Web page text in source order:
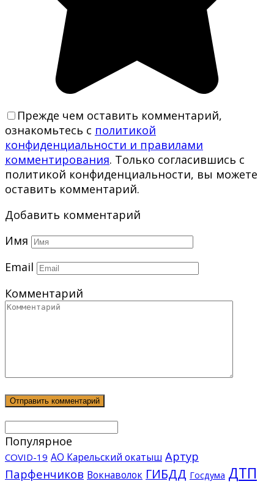
Прежде чем оставить комментарий,
ознакомьтесь с политикой
конфиденциальности и правилами
комментирования. Только согласившись с
политикой конфиденциальности, вы можете
оставить комментарий.
Добавить комментарий
Имя
Email
Комментарий
Популярное
COVID-19 АО Карельский окатыш Артур
Парфенчиков Вокнаволок ГИБДД Госдума ДТП